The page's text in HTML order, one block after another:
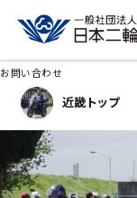
近畿トップ
お問い合わせ